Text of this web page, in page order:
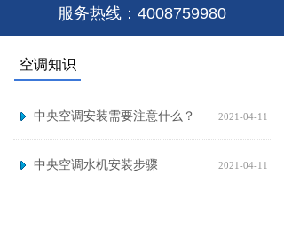
服务热线：4008759980
空调知识
中央空调安装需要注意什么？ 2021-04-11
中央空调水机安装步骤 2021-04-11